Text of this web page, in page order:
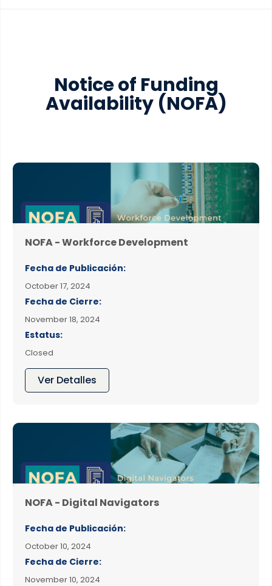
Notice of Funding
Availability(NOFA)
NOFA - Workforce Development
Fecha de Publicación:
October 17, 2024
Fecha de Cierre:
November 18, 2024
Estatus:
Closed
Ver Detalles
NOFA - Digital Navigators
Fecha de Publicación:
October 10, 2024
Fecha de Cierre:
November 10, 2024